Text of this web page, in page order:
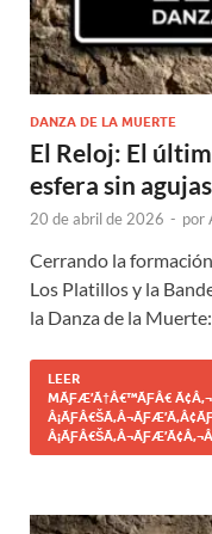
DANZA DE LA MUERTE
El Reloj: El
esfera sin agujas
20 de abril de 2026 - por
Cerrando la
Los Platillos y la
la Danza de la
LEER
MÃƑÆ’Ã†Â€™ÃƑÂ€